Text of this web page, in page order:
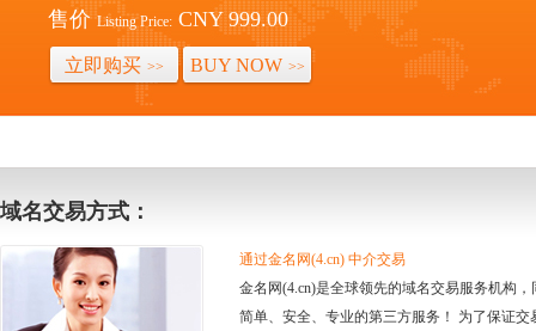
售价 Listing Price: CNY 999.00
立即购买 >> BUY NOW >>
域名交易方式：
通过金名网(4.cn) 中介交易
金名网(4.cn)是全球领先的域名交易服务机构
简单、安全、专业的第三方服务！ 为了保证